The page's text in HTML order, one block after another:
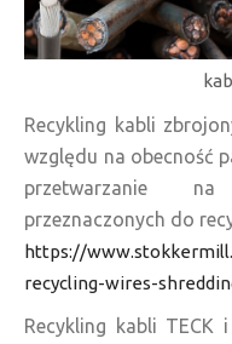
Recykling kabli
względu na obecność
przetwarzanie
przeznaczonych do
https://
recycling-wires-
Recykling kabli